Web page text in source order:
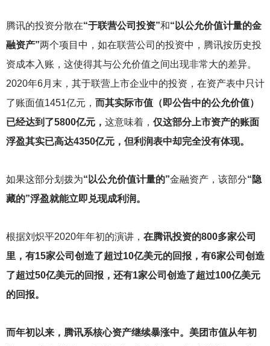
腾讯的投资分散在“于联营公司投资”和“以公允价值计量的金
融资产”两个项目中，如在联营公司的投资中，腾讯按历史投
资成本入账，这使得其与公允价值之间出现非常大的差异。
2020年6月末，其于联营上市企业中的投资，在资产表中只计
了账面值1451亿元， 而其实际市值（即公告中的公允价值）
已经达到了5800亿元， 这意味着， 仅这部分上市资产的账面
浮盈其实已高达4350亿元，但利润表中却完全没有体现。
如果这部分划拨为“以公允价值计量的”金融资产，该部分“隐
藏的”浮盈就能立即兑现成利润。
根据刘炽平2020年年初的演讲， 在腾讯投资的800多家公司
里，有15家公司创造了超过10亿美元的回报，有6家公司创造
了超过50亿美元的回报，还有1家公司创造了超过100亿美元
的回报。
而年初以来，腾讯系核心资产继续暴涨中。美团市值从年初